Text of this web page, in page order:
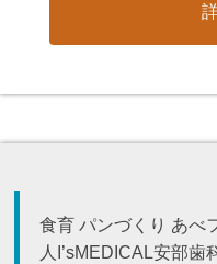
食育 パンづくり あべ
人I’sMEDICAL安部歯